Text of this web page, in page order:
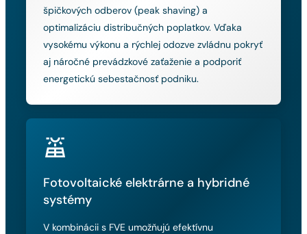
špičkových odberov (peak shaving) a
optimalizáciu distribučných poplatkov. Vďaka
vysokému výkonu a rýchlej odozve zvládnu pokryť
aj náročné prevádzkové zaťaženie a podporiť
energetickú sebestačnosť podniku.
Fotovoltaické elektrárne a hybridné
systémy
V kombinácii s FVE umožňujú efektívnu